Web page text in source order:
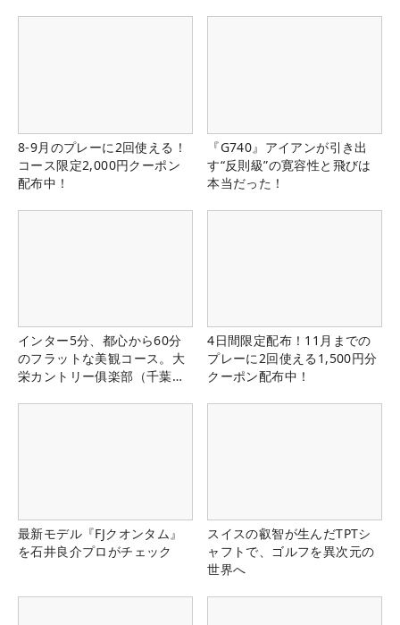
8-9月のプレーに2回使える！
コース限定2,000円クーポン
配布中！
『G740』アイアンが引き出
す“反則級”の寛容性と飛びは
本当だった！
インター5分、都心から60分
のフラットな美観コース。大
栄カントリー俱楽部（千葉
4日間限定配布！11月までの
プレーに2回使える1,500円分
クーポン配布中！
最新モデル『FJクオンタム』
を石井良介プロがチェック
スイスの叡智が生んだTPTシ
ャフトで、ゴルフを異次元の
世界へ